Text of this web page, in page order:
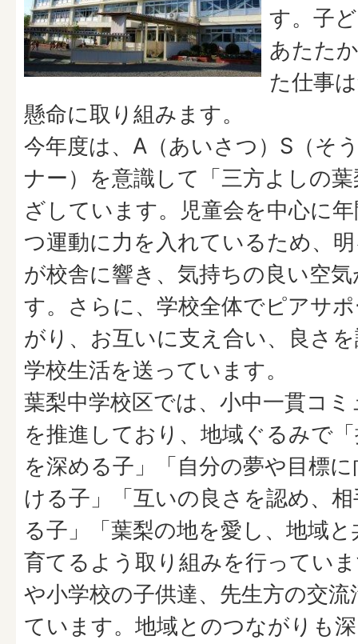
す。子
あたた
た仕事
懸命に取り組みます。
今年度は、A（あいさつ）S（そ
ナー）を意識して「三方よしの
ざしています。児童会を中心に
つ運動に力を入れているため、
が校舎に響き、気持ちの良い空
す。さらに、学校全体でピアサ
がり、お互いに支え合い、良さ
学校生活を送っています。
葉梨中学校区では、小中一貫コ
を推進しており、地域ぐるみで
を深める子」「自分の夢や目標
ける子」「互いの良さを認め、
る子」「葉梨の地を愛し、地域
育てるよう取り組みを行ってい
や小学校の子供達、先生方の交
ています。地域とのつながりも